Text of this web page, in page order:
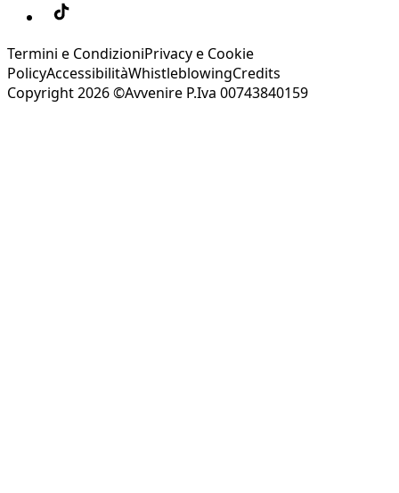
Termini e CondizioniPrivacy e Cookie
PolicyAccessibilitàWhistleblowingCredits
Copyright 2026 ©Avvenire P.Iva 00743840159